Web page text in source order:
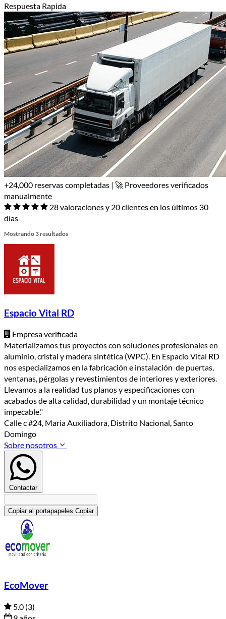
Respuesta Rapida
+24,000 reservas completadas | 🚀 Proveedores verificados
manualmente
28 valoraciones y 20 clientes en los últimos 30
días
Mostrando 3 resultados
Espacio Vital RD
Empresa verificada
Materializamos tus proyectos con soluciones profesionales en
aluminio, cristal y madera sintética (WPC). En Espacio Vital RD
nos especializamos en la fabricación e instalación de puertas,
ventanas, pérgolas y revestimientos de interiores y exteriores.
Llevamos a la realidad tus planos y especificaciones con
acabados de alta calidad, durabilidad y un montaje técnico
impecable."
Calle c #24, Maria Auxiliadora, Distrito Nacional, Santo
Domingo
Sobre nosotros
Contactar
Copiar al portapapeles Copiar
EcoMover
5.0 (3)